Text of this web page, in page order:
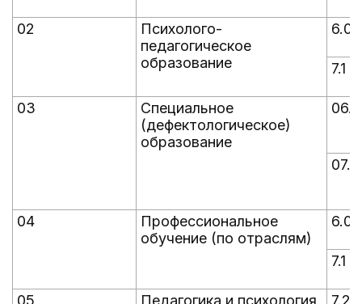
02
Психолого-
педагогическое
образование
6.0
7.1
03
Специальное
(дефектологическое)
образование
06.0
07.1
04
Профессиональное
обучение (по отраслям)
6.0
7.1
05
Педагогика и психология
7.2